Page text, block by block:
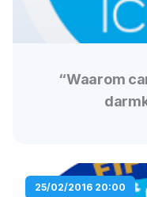
“Waarom
25/02/2016 20:00